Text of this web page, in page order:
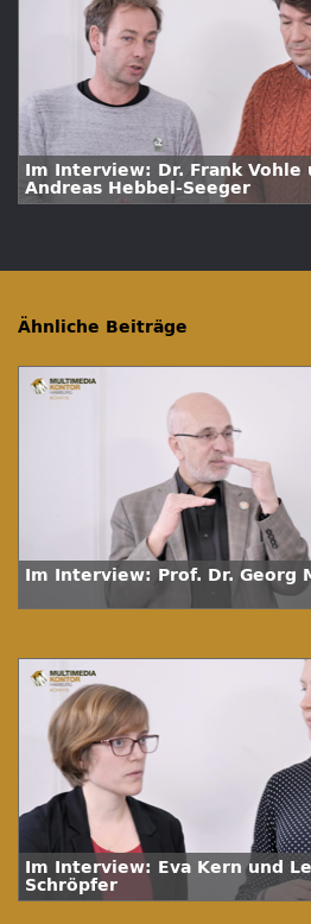
Im Interview: Dr. Frank Vohle
Andreas Hebbel-Seeger
Ähnliche Beiträge
Im Interview: Prof. Dr. Georg
Im Interview: Eva Kern und
Schröpfer